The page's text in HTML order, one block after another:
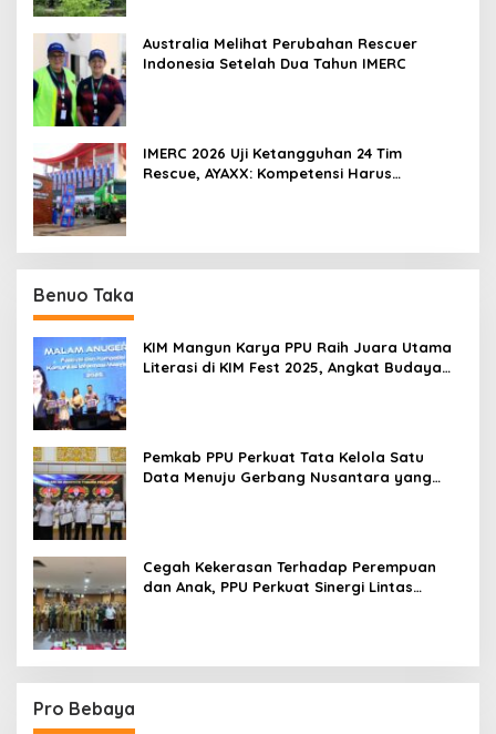
Australia Melihat Perubahan Rescuer
Indonesia Setelah Dua Tahun IMERC
IMERC 2026 Uji Ketangguhan 24 Tim
Rescue, AYAXX: Kompetensi Harus
Benuo Taka
KIM Mangun Karya PPU Raih Juara Utama
Literasi di KIM Fest 2025, Angkat Budaya
Pemkab PPU Perkuat Tata Kelola Satu
Data Menuju Gerbang Nusantara yang
Cegah Kekerasan Terhadap Perempuan
dan Anak, PPU Perkuat Sinergi Lintas
Pro Bebaya